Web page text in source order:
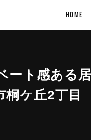
HOME
ート感ある
ケ丘2丁目